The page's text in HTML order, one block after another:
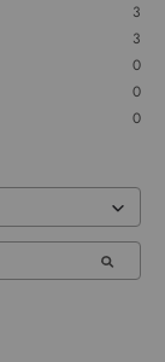
3
3
0
0
0